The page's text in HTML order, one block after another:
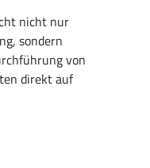
nicht nur
sondern
von
direkt auf